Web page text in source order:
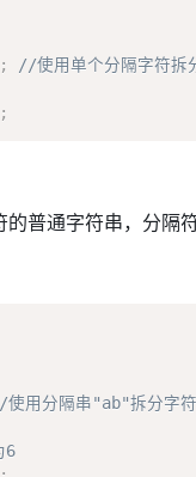
; //使用单个分隔字符拆
;
普通字符串，分隔
用分隔串"ab"拆分字
6